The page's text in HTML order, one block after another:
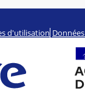
d'utilisation